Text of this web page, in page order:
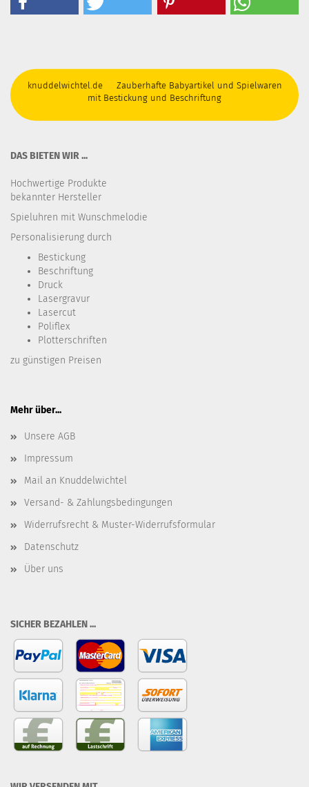
knuddelwichtel.de Zauberhafte Babyartikel und Spielwaren
mit Bestickung und Beschriftung
DAS BIETEN WIR ...
Hochwertige Produkte
bekannter Hersteller
Spieluhren mit Wunschmelodie
Personalisierung durch
Bestickung​
Beschriftung
Druck
Lasergravur
Lasercut
Poliflex
Plotterschriften
zu günstigen Preisen
Mehr über...
Unsere AGB
Impressum
Mail an Knuddelwichtel
Versand- & Zahlungsbedingungen
Widerrufsrecht & Muster-Widerrufsformular
Datenschutz
Über uns
SICHER BEZAHLEN ...